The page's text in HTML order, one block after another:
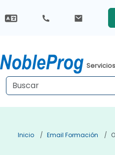
Inicio Email Formación